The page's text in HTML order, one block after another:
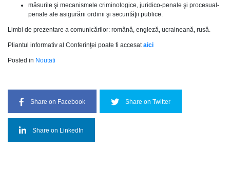
măsurile şi mecanismele criminologice, juridico-penale şi procesual-
penale ale asigurării ordinii şi securităţii publice.
Limbi de prezentare a comunicărilor: română, engleză, ucraineană, rusă.
Pliantul informativ al Conferinţei poate fi accesataici
Posted in Noutati
Share on Facebook Share on Twitter
Share on LinkedIn